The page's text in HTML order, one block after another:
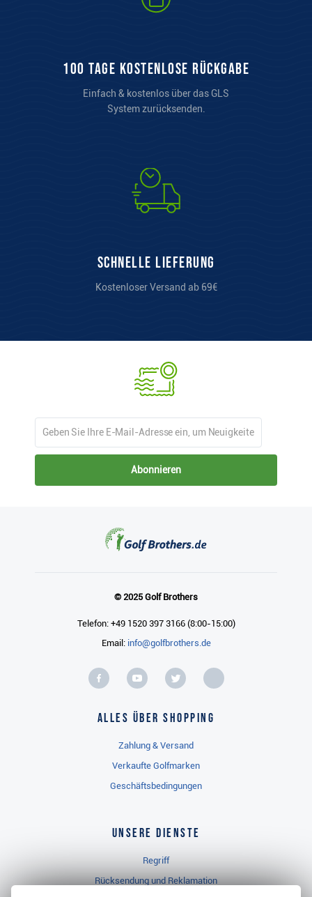
100 Tage kostenlose Rückgabe
Einfach & kostenlos über das GLS
System zurücksenden.
Schnelle Lieferung
Kostenloser Versand ab 69€
Abonnieren
© 2025 Golf Brothers
Telefon: +49 1520 397 3166 (8:00-15:00)
Email: info@golfbrothers.de
Alles über Shopping
Zahlung & Versand
Verkaufte Golfmarken
Geschäftsbedingungen
Unsere Dienste
Regriff
Rücksendung und Reklamation